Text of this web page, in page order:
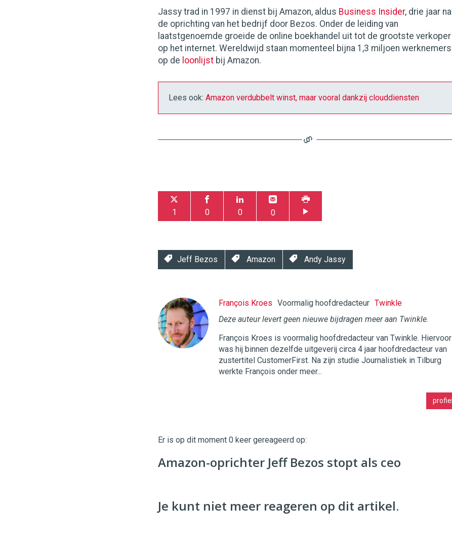
Jassy trad in 1997 in dienst bij Amazon, aldus Business Insider, drie jaar na
de oprichting van het bedrijf door Bezos. Onder de leiding van
laatstgenoemde groeide de online boekhandel uit tot de grootste verkoper
op het internet. Wereldwijd staan momenteel bijna 1,3 miljoen werknemers
op de loonlijst bij Amazon.
Lees ook: Amazon verdubbelt winst, maar vooral dankzij clouddiensten
1 0 0 0
Jeff Bezos Amazon Andy Jassy
François Kroes Voormalig hoofdredacteur Twinkle
Deze auteur levert geen nieuwe bijdragen meer aan Twinkle.
François Kroes is voormalig hoofdredacteur van Twinkle. Hiervoor
was hij binnen dezelfde uitgeverij circa 4 jaar hoofdredacteur van
zustertitel CustomerFirst. Na zijn studie Journalistiek in Tilburg
werkte François onder meer...
profiel
Twinkle
|
Digital
Commercehttps://twinklemagazine.nl
Er is op dit moment 0 keer gereageerd op:
Amazon-oprichter Jeff Bezos stopt als ceo
Je kunt niet meer reageren op dit artikel.